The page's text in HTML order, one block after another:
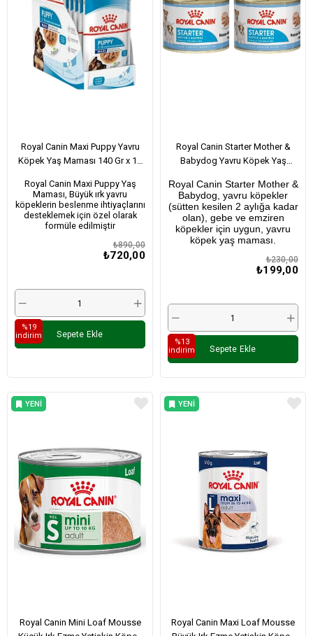
Royal Canin Maxi Puppy Yavru
Köpek Yaş Maması 140 Gr x 10
Royal Canin Maxi Puppy Yaş
Maması, Büyük ırk yavru
köpeklerin beslenme ihtiyaçlarını
desteklemek için özel olarak
formüle edilmiştir
₺720,00
₺890,00
Sepete Ekle
%19
i̇ndirim
Royal Canin Starter Mother &
Babydog Yavru Köpek Yaş
Royal Canin Starter Mother &
Babydog, yavru köpekler
(sütten kesilen 2 aylığa kadar
olan), gebe ve emziren
köpekler için uygun, yavru
köpek yaş maması.
₺199,00
₺230,00
Sepete Ekle
%13
i̇ndirim
Royal Canin Mini Loaf Mousse
YENI
Royal Canin Maxi Loaf Mousse
YENI